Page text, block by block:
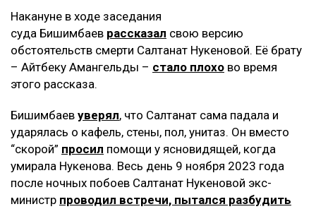
Накануне в ходе заседания
суда Бишимбаев рассказал свою версию
обстоятельств смерти Салтанат Нукеновой. Её брату
– Айтбеку Амангельды – стало плохо во время
этого рассказа.
Бишимбаев уверял, что Салтанат сама падала и
ударялась о кафель, стены, пол, унитаз. Он вместо
“скорой” просил помощи у ясновидящей, когда
умирала Нукенова. Весь день 9 ноября 2023 года
после ночных побоев Салтанат Нукеновой экс-
министр проводил встречи, пытался разбудить